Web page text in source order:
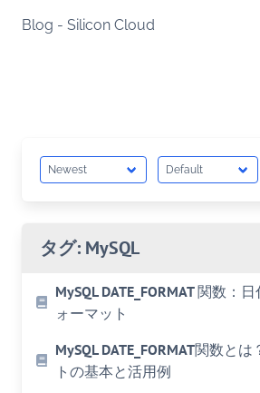
Blog - Silicon Cloud
タグ: MySQL
MySQL DATE_FORMAT 関数：
ォーマット
MySQL DATE_FORMAT関数と
トの基本と活用例